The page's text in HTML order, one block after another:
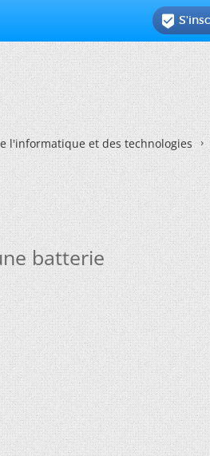

l'informatique et des technologies
batterie